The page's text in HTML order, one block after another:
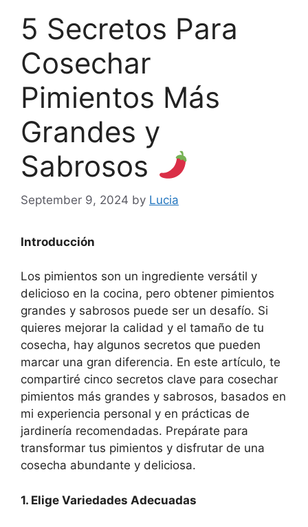
5 Secretos Para
Cosechar
Pimientos Más
Grandes y
Sabrosos
September 9, 2024 by Lucia
Introducción
Los pimientos son un ingrediente versátil y
delicioso en la cocina, pero obtener pimientos
grandes y sabrosos puede ser un desafío. Si
quieres mejorar la calidad y el tamaño de tu
cosecha, hay algunos secretos que pueden
marcar una gran diferencia. En este artículo, te
compartiré cinco secretos clave para cosechar
pimientos más grandes y sabrosos, basados en
mi experiencia personal y en prácticas de
jardinería recomendadas. Prepárate para
transformar tus pimientos y disfrutar de una
cosecha abundante y deliciosa.
1. Elige Variedades Adecuadas